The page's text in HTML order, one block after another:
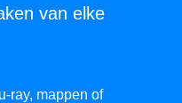
van elke
ray, mappen of